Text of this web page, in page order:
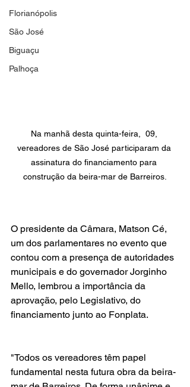
Florianópolis
São José
Biguaçu
Palhoça
Na manhã desta quinta-feira,  09,
vereadores de São José participaram da
assinatura do financiamento para
construção da beira-mar de Barreiros.
O presidente da Câmara, Matson Cé,
um dos parlamentares no evento que
contou com a presença de autoridades
municipais e do governador Jorginho
Mello, lembrou a importância da
aprovação, pelo Legislativo, do
financiamento junto ao Fonplata.
"Todos os vereadores têm papel
fundamental nesta futura obra da beira-